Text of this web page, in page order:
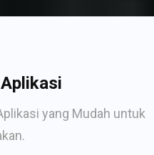
yang Mudah untuk